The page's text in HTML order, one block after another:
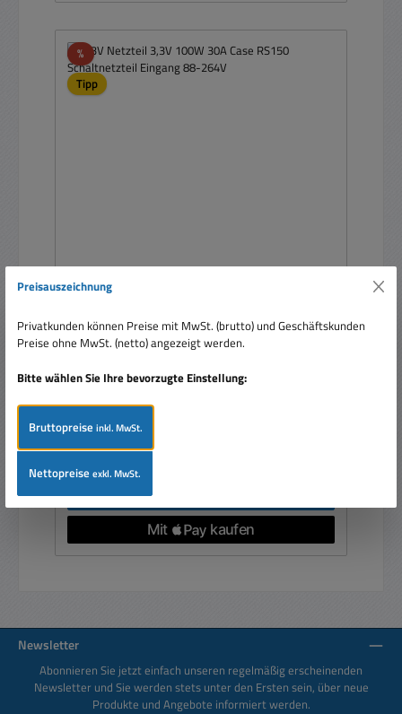
%Rabatt
Tipp
Verkaufspreis:
29,95 €
Preise inkl. MwSt. zzgl. Versandkosten
Newsletter
Abonnieren Sie jetzt einfach unseren regelmäßig erscheinenden
Newsletter und Sie werden stets unter den Ersten sein, über neue
Produkte und Angebote informiert werden.
Preisauszeichnung
Privatkunden können Preise mit MwSt. (brutto) und Geschäftskunden
Preise ohne MwSt. (netto) angezeigt werden.
Bitte wählen Sie Ihre bevorzugte Einstellung:
Bruttopreiseinkl. MwSt.
Nettopreiseexkl. MwSt.